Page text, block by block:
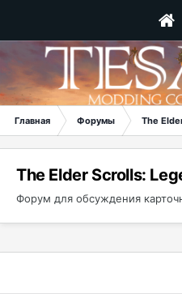
Главная Форумы The
The Elder Scrolls:
Форум для обсуждения